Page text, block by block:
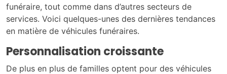
funéraire, tout comme dans d’autres secteurs de
services. Voici quelques-unes des dernières tendances
en matière de véhicules funéraires.
Personnalisation croissante
De plus en plus de familles optent pour des véhicules